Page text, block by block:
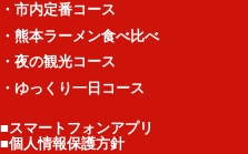
・市内定番コース
・熊本ラーメン食べ比べ
・夜の観光コース
・ゆっくり一日コース
■スマートフォンアプリ
■個人情報保護方針